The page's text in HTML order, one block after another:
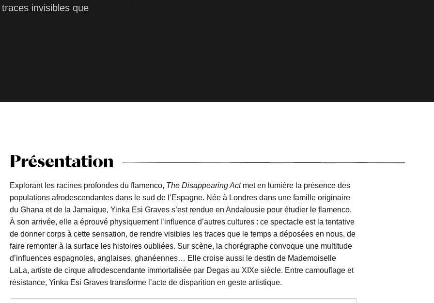
invisibles que
Présentation
Explorant les racines profondes du flamenco, The Disappearing Actmet en lumière la présence des
populations afrodescendantes dans le sud de l’Espagne. Née à Londres dans une famille originaire
du Ghana et de la Jamaique, Yinka Esi Graves s’est rendue en Andalousie pour étudier le flamenco.
À son arrivée, elle a éprouvé physiquement l’influence d’autres cultures : ce spectacle est la tentative
de donner corps à cette sensation, de rendre visibles les traces que le temps a déposées en nous, de
faire remonter à la surface les histoires oubliées. Sur scène, la chorégraphe convoque une multitude
d’influences espagnoles, anglaises, ghanéennes… Elle croise aussi le destin de Mademoiselle
LaLa, artiste de cirque afrodescendante immortalisée par Degas au XIXe siècle. Entre camouflage et
résistance, Yinka Esi Graves transforme l’acte de disparition en geste artistique.